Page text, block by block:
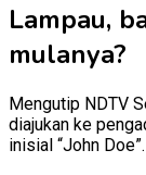
Lampau,
mulanya?
Mengutip NDTV
diajukan ke
inisial “John Doe”.